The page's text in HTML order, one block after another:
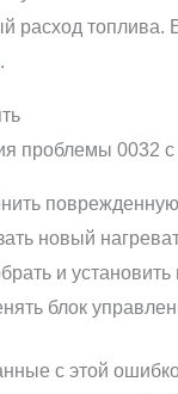
расход топлива.
проблемы 0032 с
поврежденную
новый
и
блок
с этой